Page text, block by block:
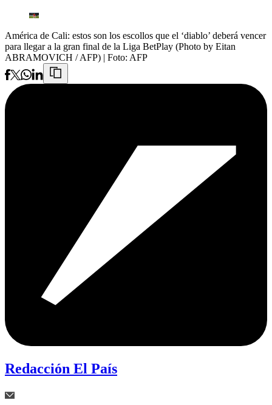
América de Cali: estos son los escollos que el ‘diablo’ deberá vencer
para llegar a la gran final de la Liga BetPlay (Photo by Eitan
ABRAMOVICH / AFP) | Foto: AFP
Redacción El País